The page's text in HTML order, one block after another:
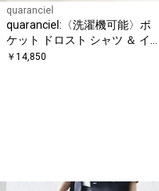
quaranciel
quaranciel:〈洗濯機可能〉ポ
ケット ドロスト シャツ ＆ イ
ージー ワイドパンツ セットア
￥ 14,850